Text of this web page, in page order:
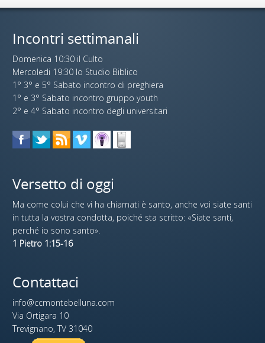
Incontri settimanali
Domenica 10:30 il Culto
Mercoledi 19:30 lo Studio Biblico
1° 3° e 5° Sabato incontro di preghiera
1° e 3° Sabato incontro gruppo youth
2° e 4° Sabato incontro degli universitari
Versetto di oggi
Ma come colui che vi ha chiamati è santo, anche voi siate santi
in tutta la vostra condotta, poiché sta scritto: «Siate santi,
perché io sono santo».
1 Pietro 1:15-16
Contattaci
info@ccmontebelluna.com
Via Ortigara 10
Trevignano, TV 31040